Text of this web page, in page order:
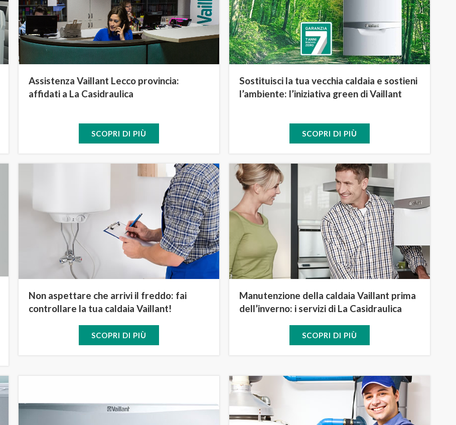
Assistenza Vaillant Lecco provincia:
affidati a La Casidraulica
SCOPRI DI PIÙ
Sostituisci la tua vecchia caldaia e sostieni
l’ambiente: l’iniziativa green di Vaillant
SCOPRI DI PIÙ
Non aspettare che arrivi il freddo: fai
controllare la tua caldaia Vaillant!
SCOPRI DI PIÙ
Manutenzione della caldaia Vaillant prima
dell’inverno: i servizi di La Casidraulica
SCOPRI DI PIÙ